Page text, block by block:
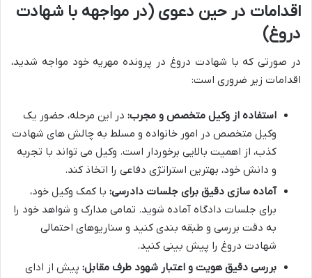
اقدامات در حین دعوی (در مواجهه با شهادت
دروغ)
در صورتی که با شهادت دروغ در پرونده مهریه خود مواجه شدید،
اقدامات زیر ضروری است:
استفاده از وکیل متخصص و مجرب: در این مرحله، حضور یک
وکیل متخصص در امور خانواده و مسلط به چالش های شهادت
کذب، از اهمیت بالایی برخوردار است. وکیل می تواند با تجربه
و دانش خود، بهترین استراتژی دفاعی را اتخاذ کند.
آماده سازی دقیق برای جلسات دادرسی: با کمک وکیل خود،
برای جلسات دادگاه آماده شوید. تمامی مدارک و شواهد خود را
به دقت بررسی و طبقه بندی کنید و سناریوهای احتمالی
شهادت دروغ را پیش بینی کنید.
بررسی دقیق هویت و اعتبار شهود طرف مقابل: پیش از ادای